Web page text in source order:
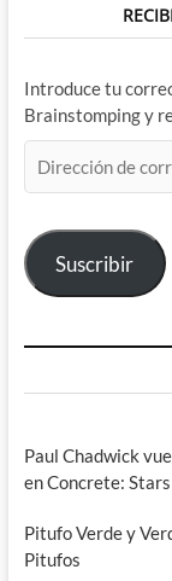
Introduce tu
Brainstomping y
de
electrónico
Suscribir
Paul Chadwick
en Concrete:
Pitufo Verde y
Pitufos